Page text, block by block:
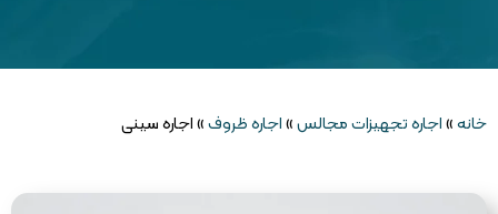
خانه»اجاره تجهیزات مجالس»اجاره ظروف»اجاره سینی